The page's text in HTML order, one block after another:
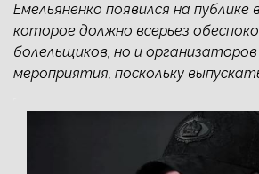
Емельяненко появился на публике
которое должно всерьез
болельщиков, но и
мероприятия, поскольку